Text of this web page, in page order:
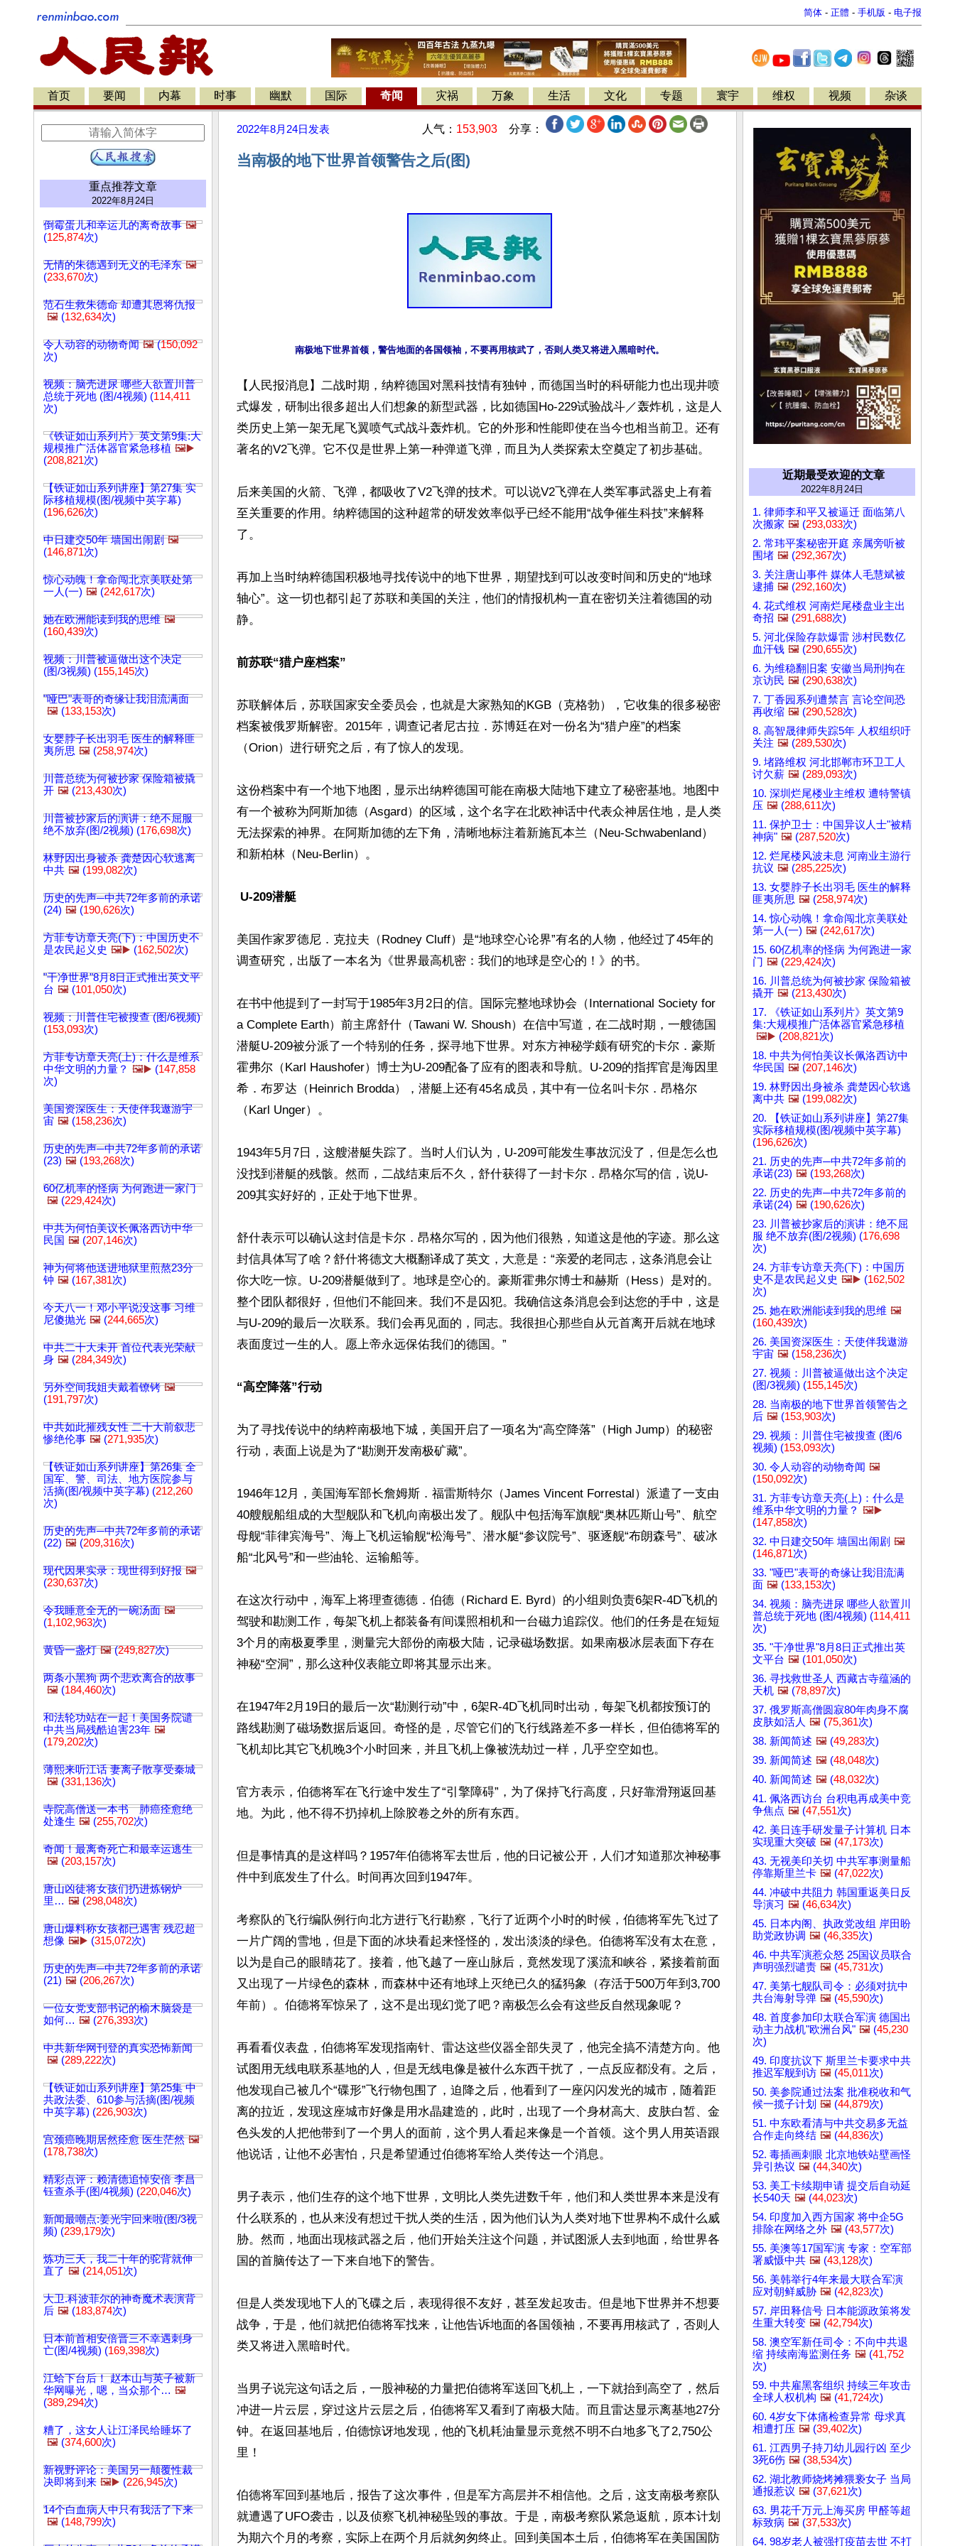
简体 - 正體 - 手机版 - 电子报
首页 要闻 内幕 时事 幽默 国际 奇闻 灾祸 万象 生活 文化 专题 寰宇 维权 视频 杂谈
重点推荐文章
2022年8月24日
倒霉蛋儿和幸运儿的离奇故事 🖼️
(125,874次)
无情的朱德遇到无义的毛泽东 🖼️
(233,670次)
范石生救朱德命 却遭其恩将仇报
🖼️ (132,634次)
令人动容的动物奇闻 🖼️(150,092
次)
视频：脑壳进尿 哪些人欲置川普
总统于死地 (图/4视频) (114,411
次)
《铁证如山系列片》英文第9集:大
规模推广活体器官紧急移植 🖼️▶️
(208,821次)
【铁证如山系列讲座】第27集 实
际移植规模(图/视频中英字幕)
(196,626次)
中日建交50年 墙国出闹剧 🖼️
(146,871次)
惊心动魄！拿命闯北京美联处第
一人(一) 🖼️ (242,617次)
她在欧洲能读到我的思维 🖼️
(160,439次)
视频：川普被逼做出这个决定
(图/3视频) (155,145次)
"哑巴"表哥的奇缘让我泪流满面
🖼️ (133,153次)
女婴脖子长出羽毛 医生的解释匪
夷所思 🖼️ (258,974次)
川普总统为何被抄家 保险箱被撬
开 🖼️ (213,430次)
川普被抄家后的演讲：绝不屈服
绝不放弃(图/2视频) (176,698次)
林野因出身被杀 龚楚因心软逃离
中共 🖼️ (199,082次)
历史的先声─中共72年多前的承诺
(24) 🖼️ (190,626次)
方菲专访章天亮(下)：中国历史不
是农民起义史 🖼️▶️ (162,502次)
"干净世界"8月8日正式推出英文平
台 🖼️ (101,050次)
视频：川普住宅被搜查 (图/6视频)
(153,093次)
方菲专访章天亮(上)：什么是维系
中华文明的力量？ 🖼️▶️ (147,858
次)
美国资深医生：天使伴我遨游宇
宙 🖼️ (158,236次)
历史的先声─中共72年多前的承诺
(23) 🖼️ (193,268次)
60亿机率的怪病 为何跑进一家门
🖼️ (229,424次)
中共为何怕美议长佩洛西访中华
民国 🖼️ (207,146次)
神为何将他送进地狱里煎熬23分
钟 🖼️ (167,381次)
今天八一！邓小平说没这事 习维
尼傻抛光 🖼️ (244,665次)
中共二十大未开 首位代表光荣献
身 🖼️ (284,349次)
另外空间我姐夫戴着镣铐 🖼️
(191,797次)
中共如此摧残女性 二十大前叙悲
惨绝伦事 🖼️ (271,935次)
【铁证如山系列讲座】第26集 全
国军、警、司法、地方医院参与
活摘(图/视频中英字幕) (212,260
次)
历史的先声─中共72年多前的承诺
(22) 🖼️ (209,316次)
现代因果实录：现世得到好报 🖼️
(230,637次)
令我睡意全无的一碗汤面 🖼️
(1,102,963次)
黄昏一盏灯 🖼️(249,827次)
两条小黑狗 两个悲欢离合的故事
🖼️ (184,460次)
和法轮功站在一起！美国务院谴
中共当局残酷迫害23年 🖼️
(179,202次)
薄熙来听江话 妻离子散享受秦城
🖼️ (331,136次)
寺院高僧送一本书 肺癌痊愈绝
处逢生 🖼️ (255,702次)
奇闻！最离奇死亡和最幸运逃生
🖼️ (203,157次)
唐山凶徒将女孩们扔进炼钢炉
里… 🖼️ (298,048次)
唐山爆料称女孩都已遇害 残忍超
想像 🖼️▶️ (315,072次)
历史的先声─中共72年多前的承诺
(21) 🖼️ (206,267次)
一位女党支部书记的榆木脑袋是
如何… 🖼️ (276,393次)
中共新华网刊登的真实恐怖新闻
🖼️ (289,222次)
【铁证如山系列讲座】第25集 中
共政法委、610参与活摘(图/视频
中英字幕) (226,903次)
宫颈癌晚期居然痊愈 医生茫然 🖼️
(178,738次)
精彩点评：赖清德追悼安倍 李昌
钰查杀手(图/4视频) (220,046次)
新闻最嘲点:姜光宇回来啦(图/3视
频) (239,179次)
炼功三天，我二十年的驼背就伸
直了 🖼️ (214,051次)
大卫.科波菲尔的神奇魔术表演背
后 🖼️ (183,874次)
日本前首相安倍晋三不幸遇刺身
亡(图/4视频) (169,398次)
江蛤下台后！ 赵本山与英子被新
华网曝光，嗯，当众那个… 🖼️
(389,294次)
糟了，这女人让江泽民给睡坏了
🖼️ (374,600次)
新视野评论：美国另一颠覆性裁
决即将到来 🖼️▶️ (226,945次)
14个白血病人中只有我活了下来
🖼️ (148,799次)
2022年8月24日 发表 人气： 153,903 分享：
当南极的地下世界首领警告之后(图)
【人民报消息】二战时期，纳粹德国对黑科技情有独钟，而德国当时的科研能力也出现井喷
式爆发，研制出很多超出人们想象的新型武器，比如德国Ho-229试验战斗／轰炸机，这是人
类历史上第一架无尾飞翼喷气式战斗轰炸机。它的外形和性能即使在当今也相当前卫。还有
著名的V2飞弹。它不仅是世界上第一种弹道飞弹，而且为人类探索太空奠定了初步基础。
后来美国的火箭、飞弹，都吸收了V2飞弹的技术。可以说V2飞弹在人类军事武器史上有着
至关重要的作用。纳粹德国的这种超常的研发效率似乎已经不能用“战争催生科技”来解释
了。
再加上当时纳粹德国积极地寻找传说中的地下世界，期望找到可以改变时间和历史的“地球
轴心”。这一切也都引起了苏联和美国的关注，他们的情报机构一直在密切关注着德国的动
静。
前苏联“猎户座档案”
苏联解体后，苏联国家安全委员会，也就是大家熟知的KGB（克格勃），它收集的很多秘密
档案被俄罗斯解密。2015年，调查记者尼古拉．苏博廷在对一份名为“猎户座”的档案
（Orion）进行研究之后，有了惊人的发现。
这份档案中有一个地下地图，显示出纳粹德国可能在南极大陆地下建立了秘密基地。地图中
有一个被称为阿斯加德（Asgard）的区域，这个名字在北欧神话中代表众神居住地，是人类
无法探索的神界。在阿斯加德的左下角，清晰地标注着新施瓦本兰（Neu-Schwabenland）
和新柏林（Neu-Berlin）。
U-209潜艇
美国作家罗德尼．克拉夫（Rodney Cluff）是“地球空心论界”有名的人物，他经过了45年的
调查研究，出版了一本名为《世界最高机密：我们的地球是空心的！》的书。
在书中他提到了一封写于1985年3月2日的信。国际完整地球协会（International Society for
a Complete Earth）前主席舒什（Tawani W. Shoush）在信中写道，在二战时期，一艘德国
潜艇U-209被分派了一个特别的任务，探寻地下世界。对东方神秘学颇有研究的卡尔．豪斯
霍弗尔（Karl Haushofer）博士为U-209配备了应有的图表和导航。U-209的指挥官是海因里
希．布罗达（Heinrich Brodda），潜艇上还有45名成员，其中有一位名叫卡尔．昂格尔
（Karl Unger）。
1943年5月7日，这艘潜艇失踪了。当时人们认为，U-209可能发生事故沉没了，但是怎么也
没找到潜艇的残骸。然而，二战结束后不久，舒什获得了一封卡尔．昂格尔写的信，说U-
209其实好好的，正处于地下世界。
舒什表示可以确认这封信是卡尔．昂格尔写的，因为他们很熟，知道这是他的字迹。那么这
封信具体写了啥？舒什将德文大概翻译成了英文，大意是：“亲爱的老同志，这条消息会让
你大吃一惊。U-209潜艇做到了。地球是空心的。豪斯霍弗尔博士和赫斯（Hess）是对的。
整个团队都很好，但他们不能回来。我们不是囚犯。我确信这条消息会到达您的手中，这是
与U-209的最后一次联系。我们会再见面的，同志。我很担心那些自从元首离开后就在地球
表面度过一生的人。愿上帝永远保佑我们的德国。”
“高空降落”行动
为了寻找传说中的纳粹南极地下城，美国开启了一项名为“高空降落”（High Jump）的秘密
行动，表面上说是为了“勘测开发南极矿藏”。
1946年12月，美国海军部长詹姆斯．福雷斯特尔（James Vincent Forrestal）派遣了一支由
40艘舰船组成的大型舰队和飞机向南极出发了。舰队中包括海军旗舰“奥林匹斯山号”、航空
母舰“菲律宾海号”、海上飞机运输舰“松海号”、潜水艇“参议院号”、驱逐舰“布朗森号”、破冰
船“北风号”和一些油轮、运输船等。
在这次行动中，海军上将理查德德．伯德（Richard E. Byrd）的小组则负责6架R-4D飞机的
驾驶和勘测工作，每架飞机上都装备有间谍照相机和一台磁力追踪仪。他们的任务是在短短
3个月的南极夏季里，测量完大部份的南极大陆，记录磁场数据。如果南极冰层表面下存在
神秘“空洞”，那么这种仪表能立即将其显示出来。
在1947年2月19日的最后一次“勘测行动”中，6架R-4D飞机同时出动，每架飞机都按预订的
路线勘测了磁场数据后返回。奇怪的是，尽管它们的飞行线路差不多一样长，但伯德将军的
飞机却比其它飞机晚3个小时回来，并且飞机上像被洗劫过一样，几乎空空如也。
官方表示，伯德将军在飞行途中发生了“引擎障碍”，为了保持飞行高度，只好靠滑翔返回基
地。为此，他不得不扔掉机上除胶卷之外的所有东西。
但是事情真的是这样吗？1957年伯德将军去世后，他的日记被公开，人们才知道那次神秘事
件中到底发生了什么。时间再次回到1947年。
考察队的飞行编队例行向北方进行飞行勘察，飞行了近两个小时的时候，伯德将军先飞过了
一片广阔的雪地，但是下面的冰块看起来怪怪的，发出淡淡的绿色。伯德将军没有太在意，
以为是自己的眼睛花了。接着，他飞越了一座山脉后，竟然发现了溪流和峡谷，紧接着前面
又出现了一片绿色的森林，而森林中还有地球上灭绝已久的猛犸象（存活于500万年到3,700
年前）。伯德将军惊呆了，这不是出现幻觉了吧？南极怎么会有这些反自然现象呢？
再看看仪表盘，伯德将军发现指南针、雷达这些仪器全部失灵了，他完全搞不清楚方向。他
试图用无线电联系基地的人，但是无线电像是被什么东西干扰了，一点反应都没有。之后，
他发现自己被几个“碟形”飞行物包围了，迫降之后，他看到了一座闪闪发光的城市，随着距
离的拉近，发现这座城市好像是用水晶建造的，此时，出现了一个身材高大、皮肤白皙、金
色头发的人把他带到了一个男人的面前，这个男人看起来像是一个首领。这个男人用英语跟
他说话，让他不必害怕，只是希望通过伯德将军给人类传达一个消息。
男子表示，他们生存的这个地下世界，文明比人类先进数千年，他们和人类世界本来是没有
什么联系的，也从来没有想过干扰人类的生活，因为他们认为人类对地下世界构不成什么威
胁。然而，地面出现核武器之后，他们开始关注这个问题，并试图派人去到地面，给世界各
国的首脑传达了一下来自地下的警告。
但是人类发现地下人的飞碟之后，表现得很不友好，甚至发起攻击。但是地下世界并不想要
战争，于是，他们就把伯德将军找来，让他告诉地面的各国领袖，不要再用核武了，否则人
类又将进入黑暗时代。
当男子说完这句话之后，一股神秘的力量把伯德将军送回飞机上，一下就抬到高空了，然后
冲进一片云层，穿过这片云层之后，伯德将军又看到了南极大陆。而且雷达显示离基地27分
钟。在返回基地后，伯德惊讶地发现，他的飞机耗油量显示竟然不明不白地多飞了2,750公
里！
伯德将军回到基地后，报告了这次事件，但是军方高层并不相信他。之后，这支南极考察队
就遭遇了UFO袭击，以及侦察飞机神秘坠毁的事故。于是，南极考察队紧急返航，原本计划
为期六个月的考察，实际上在两个月后就匆匆终止。回到美国本土后，伯德将军在美国国防
近期最受欢迎的文章
2022年8月24日
1. 律师李和平又被逼迁 面临第八
次搬家 🖼️ (293,033次)
2. 常玮平案秘密开庭 亲属旁听被
围堵 🖼️ (292,367次)
3. 关注唐山事件 媒体人毛慧斌被
逮捕 🖼️ (292,160次)
4. 花式维权 河南烂尾楼盘业主出
奇招 🖼️ (291,688次)
5. 河北保险存款爆雷 涉村民数亿
血汗钱 🖼️ (290,655次)
6. 为维稳翻旧案 安徽当局刑拘在
京访民 🖼️ (290,638次)
7. 丁香园系列遭禁言 言论空间恐
再收缩 🖼️ (290,528次)
8. 高智晟律师失踪5年 人权组织吁
关注 🖼️ (289,530次)
9. 堵路维权 河北邯郸市环卫工人
讨欠薪 🖼️ (289,093次)
10. 深圳烂尾楼业主维权 遭特警镇
压 🖼️ (288,611次)
11. 保护卫士：中国异议人士"被精
神病" 🖼️ (287,520次)
12. 烂尾楼风波未息 河南业主游行
抗议 🖼️ (285,225次)
13. 女婴脖子长出羽毛 医生的解释
匪夷所思 🖼️ (258,974次)
14. 惊心动魄！拿命闯北京美联处
第一人(一) 🖼️ (242,617次)
15. 60亿机率的怪病 为何跑进一家
门 🖼️ (229,424次)
16. 川普总统为何被抄家 保险箱被
撬开 🖼️ (213,430次)
17. 《铁证如山系列片》英文第9
集:大规模推广活体器官紧急移植
🖼️▶️ (208,821次)
18. 中共为何怕美议长佩洛西访中
华民国 🖼️ (207,146次)
19. 林野因出身被杀 龚楚因心软逃
离中共 🖼️ (199,082次)
20. 【铁证如山系列讲座】第27集
实际移植规模(图/视频中英字幕)
(196,626次)
21. 历史的先声─中共72年多前的
承诺(23) 🖼️ (193,268次)
22. 历史的先声─中共72年多前的
承诺(24) 🖼️ (190,626次)
23. 川普被抄家后的演讲：绝不屈
服 绝不放弃(图/2视频) (176,698
次)
24. 方菲专访章天亮(下)：中国历
史不是农民起义史 🖼️▶️ (162,502
次)
25. 她在欧洲能读到我的思维 🖼️
(160,439次)
26. 美国资深医生：天使伴我遨游
宇宙 🖼️ (158,236次)
27. 视频：川普被逼做出这个决定
(图/3视频) (155,145次)
28. 当南极的地下世界首领警告之
后 🖼️ (153,903次)
29. 视频：川普住宅被搜查 (图/6
视频) (153,093次)
30. 令人动容的动物奇闻 🖼️
(150,092次)
31. 方菲专访章天亮(上)：什么是
维系中华文明的力量？ 🖼️▶️
(147,858次)
32. 中日建交50年 墙国出闹剧 🖼️
(146,871次)
33. "哑巴"表哥的奇缘让我泪流满
面 🖼️ (133,153次)
34. 视频：脑壳进尿 哪些人欲置川
普总统于死地 (图/4视频) (114,411
次)
35. "干净世界"8月8日正式推出英
文平台 🖼️ (101,050次)
36. 寻找救世圣人 西藏古寺蕴涵的
天机 🖼️ (78,897次)
37. 俄罗斯高僧圆寂80年肉身不腐
皮肤如活人 🖼️ (75,361次)
38. 新闻简述 🖼️ (49,283次)
39. 新闻简述 🖼️ (48,048次)
40. 新闻简述 🖼️ (48,032次)
41. 佩洛西访台 台积电再成美中竞
争焦点 🖼️ (47,551次)
42. 美日连手研发量子计算机 日本
实现重大突破 🖼️ (47,173次)
43. 无视美印关切 中共军事测量船
停靠斯里兰卡 🖼️ (47,022次)
44. 冲破中共阻力 韩国重返美日反
导演习 🖼️ (46,634次)
45. 日本内阁、执政党改组 岸田盼
助党政协调 🖼️ (46,335次)
46. 中共军演惹众怒 25国议员联合
声明强烈谴责 🖼️ (45,731次)
47. 美第七舰队司令：必须对抗中
共台海射导弹 🖼️ (45,590次)
48. 首度参加印太联合军演 德国出
动主力战机"欧洲台风" 🖼️ (45,230
次)
49. 印度抗议下 斯里兰卡要求中共
推迟军舰到访 🖼️ (45,011次)
50. 美参院通过法案 批准税收和气
候一揽子计划 🖼️ (44,879次)
51. 中东欧看清与中共交易多无益
合作走向终结 🖼️ (44,836次)
52. 毒插画刺眼 北京地铁站壁画怪
异引热议 🖼️ (44,340次)
53. 美工卡续期申请 提交后自动延
长540天 🖼️ (44,023次)
54. 印度加入西方国家 将中企5G
排除在网络之外 🖼️ (43,577次)
55. 美澳等17国军演 专家：空军部
署威慑中共 🖼️ (43,128次)
56. 美韩举行4年来最大联合军演
应对朝鲜威胁 🖼️ (42,823次)
57. 岸田释信号 日本能源政策将发
生重大转变 🖼️ (42,794次)
58. 澳空军新任司令：不向中共退
缩 持续南海监测任务 🖼️ (41,752
次)
59. 中共雇黑客组织 持续三年攻击
全球人权机构 🖼️ (41,724次)
60. 4岁女下体痛检查异常 母求真
相遭打压 🖼️ (39,402次)
61. 江西男子持刀幼儿园行凶 至少
3死6伤 🖼️ (38,534次)
62. 湖北教师烧烤摊猥亵女子 当局
通报惹议 🖼️ (37,621次)
63. 男花千万元上海买房 甲醛等超
标致病 🖼️ (37,533次)
64. 98岁老人被强打疫苗去世 不打